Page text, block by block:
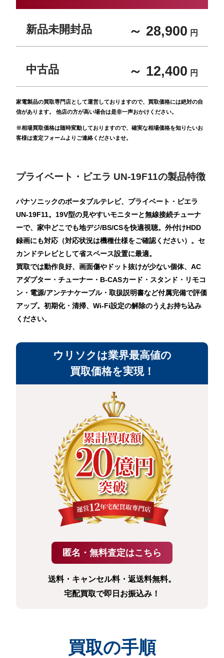
新品未開封品 ～ 28,900 円
中古品 ～ 12,400 円
家電製品の買取専門店として運営しておりますので、買取価格には絶対の自
信があります。 他店の方が高い場合は是非一声おかけください。
※相場買取価格は随時変動しておりますので、確実な相場価格を知りたいお
客様は査定フォームよりご連絡くださいませ。
プライベート・ビエラ UN-19F11の製品特徴
パナソニックのポータブルテレビ、プライベート・ビエラ
UN-19F11。19V型の見やすいモニターと無線接続チューナ
ーで、家中どこでも地デジ/BS/CSを快適視聴。外付けHDD
録画にも対応（対応状況は機種仕様をご確認ください）。セ
カンドテレビとして省スペース設置に最適。
買取では動作良好、画面傷やドット抜けが少ない個体、AC
アダプター・チューナー・B-CASカード・スタンド・リモコ
ン・電源/アンテナケーブル・取扱説明書など付属完備で評価
アップ。初期化・清掃、Wi-Fi設定の解除のうえお持ち込み
ください。
ウリソクは業界最高値の
買取価格を実現！
送料・キャンセル料・返送料無料。
宅配買取で即日お振込み！
買取の手順